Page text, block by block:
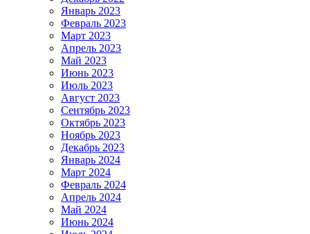
Январь 2023
Февраль 2023
Март 2023
Апрель 2023
Май 2023
Июнь 2023
Июль 2023
Август 2023
Сентябрь 2023
Октябрь 2023
Ноябрь 2023
Декабрь 2023
Январь 2024
Март 2024
Февраль 2024
Апрель 2024
Май 2024
Июнь 2024